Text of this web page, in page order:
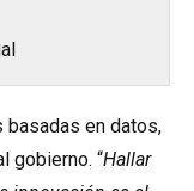
basadas en datos,
gobierno. “Hallar